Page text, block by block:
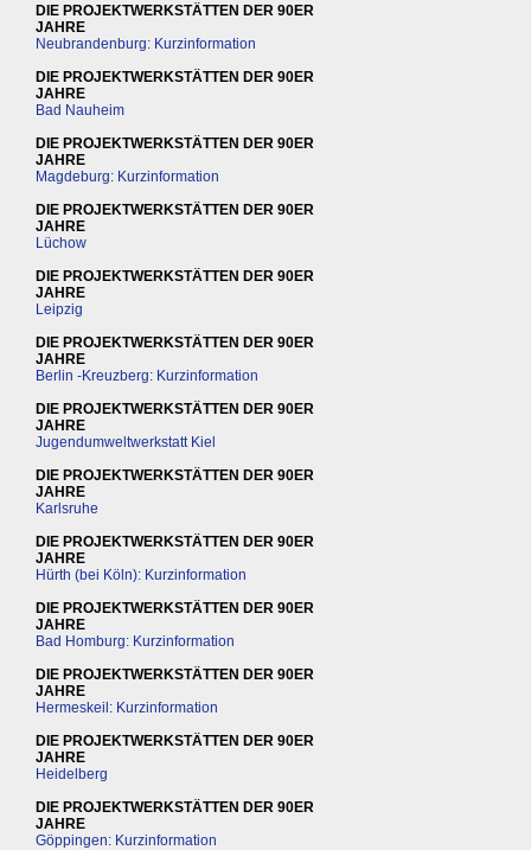
DIE PROJEKTWERKSTÄTTEN DER 90ER
JAHRE
Neubrandenburg: Kurzinformation
DIE PROJEKTWERKSTÄTTEN DER 90ER
JAHRE
Bad Nauheim
DIE PROJEKTWERKSTÄTTEN DER 90ER
JAHRE
Magdeburg: Kurzinformation
DIE PROJEKTWERKSTÄTTEN DER 90ER
JAHRE
Lüchow
DIE PROJEKTWERKSTÄTTEN DER 90ER
JAHRE
Leipzig
DIE PROJEKTWERKSTÄTTEN DER 90ER
JAHRE
Berlin -Kreuzberg: Kurzinformation
DIE PROJEKTWERKSTÄTTEN DER 90ER
JAHRE
Jugendumweltwerkstatt Kiel
DIE PROJEKTWERKSTÄTTEN DER 90ER
JAHRE
Karlsruhe
DIE PROJEKTWERKSTÄTTEN DER 90ER
JAHRE
Hürth (bei Köln): Kurzinformation
DIE PROJEKTWERKSTÄTTEN DER 90ER
JAHRE
Bad Homburg: Kurzinformation
DIE PROJEKTWERKSTÄTTEN DER 90ER
JAHRE
Hermeskeil: Kurzinformation
DIE PROJEKTWERKSTÄTTEN DER 90ER
JAHRE
Heidelberg
DIE PROJEKTWERKSTÄTTEN DER 90ER
JAHRE
Göppingen: Kurzinformation